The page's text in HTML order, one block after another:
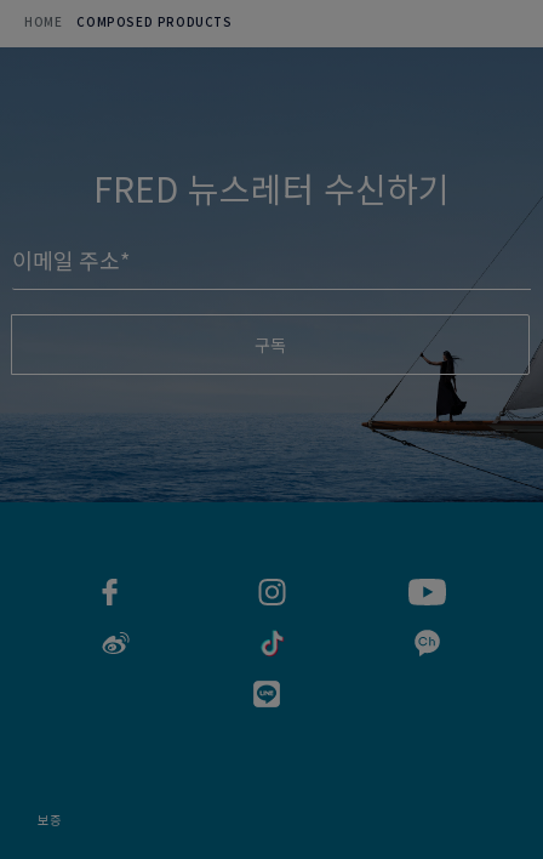
HOME COMPOSED PRODUCTS
FRED 뉴스레터 수신하기
구독
보증